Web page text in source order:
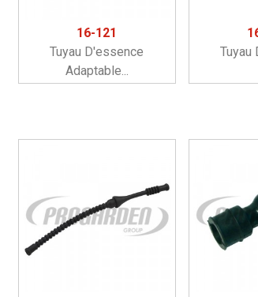
16-121
Tuyau D'essence
Adaptable...
Tuyau